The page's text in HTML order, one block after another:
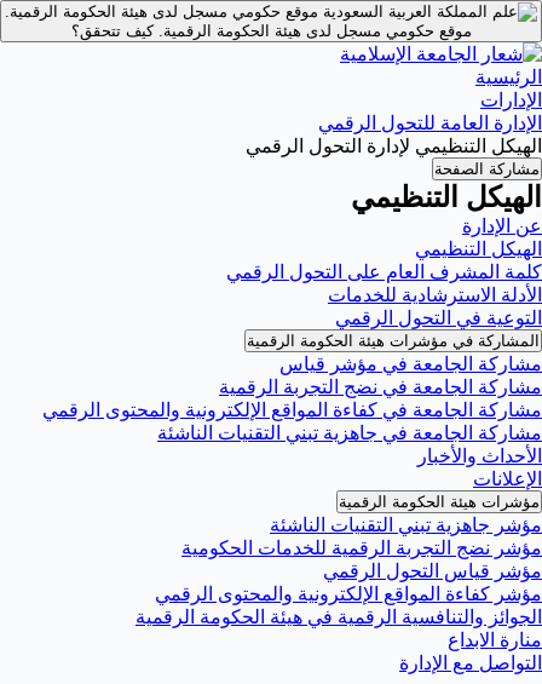
موقع حكومي مسجل لدى هيئة الحكومة الرقمية.
موقع حكومي مسجل لدى هيئة الحكومة الرقمية.كيف تتحقق؟
الرئيسية
الإدارات
الإدارة العامة للتحول الرقمي
الهيكل التنظيمي لإدارة التحول الرقمي
مشاركة الصفحة
الهيكل التنظيمي
عن الإدارة
الهيكل التنظيمي
كلمة المشرف العام على التحول الرقمي
الأدلة الاسترشادية للخدمات
التوعية في التحول الرقمي
المشاركة في مؤشرات هيئة الحكومة الرقمية
مشاركة الجامعة في مؤشر قياس
مشاركة الجامعة في نضج التجربة الرقمية
مشاركة الجامعة في كفاءة المواقع الإلكترونية والمحتوى الرقمي
مشاركة الجامعة في جاهزية تبني التقنيات الناشئة
الأحداث والأخبار
الإعلانات
مؤشرات هيئة الحكومة الرقمية
مؤشر جاهزية تبني التقنيات الناشئة
مؤشر نضج التجربة الرقمية للخدمات الحكومية
مؤشر قياس التحول الرقمي
مؤشر كفاءة المواقع الإلكترونية والمحتوى الرقمي
الجوائز والتنافسية الرقمية في هيئة الحكومة الرقمية
منارة الابداع
التواصل مع الإدارة